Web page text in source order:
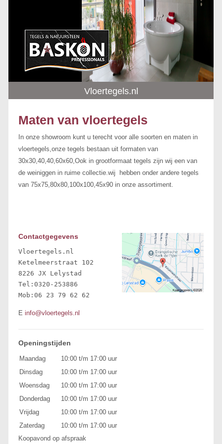
Vloertegels.nl
Maten van vloertegels
In onze showroom kunt u terecht voor alle soorten en maten in
vloertegels,onze tegels bestaan uit formaten van
30x30,40,40,60x60,Ook in grootformaat tegels zijn wij een van
de weiniggen in ruime collectie.wij hebben onder andere tegels
van 75x75,80x80,100x100,45x90 in onze assortiment.
Contactgegevens
Vloertegels.nl
Ketelmeerstraat 102
8226 JX Lelystad
Tel:0320-253886
Mob:06 23 79 62 62
E info@vloertegels.nl
Openingstijden
Maandag
10:00 t/m 17:00 uur
Dinsdag
10:00 t/m 17:00 uur
Woensdag
10:00 t/m 17:00 uur
Donderdag
10:00 t/m 17:00 uur
Vrijdag
10:00 t/m 17:00 uur
Zaterdag
10:00 t/m 17:00 uur
Koopavond op afspraak